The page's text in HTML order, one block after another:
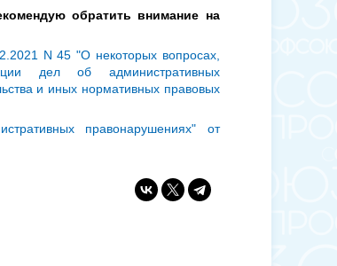
обратить внимание на
N 45 "О некоторых вопросах,
дел об административных
и иных нормативных правовых
правонарушениях" от